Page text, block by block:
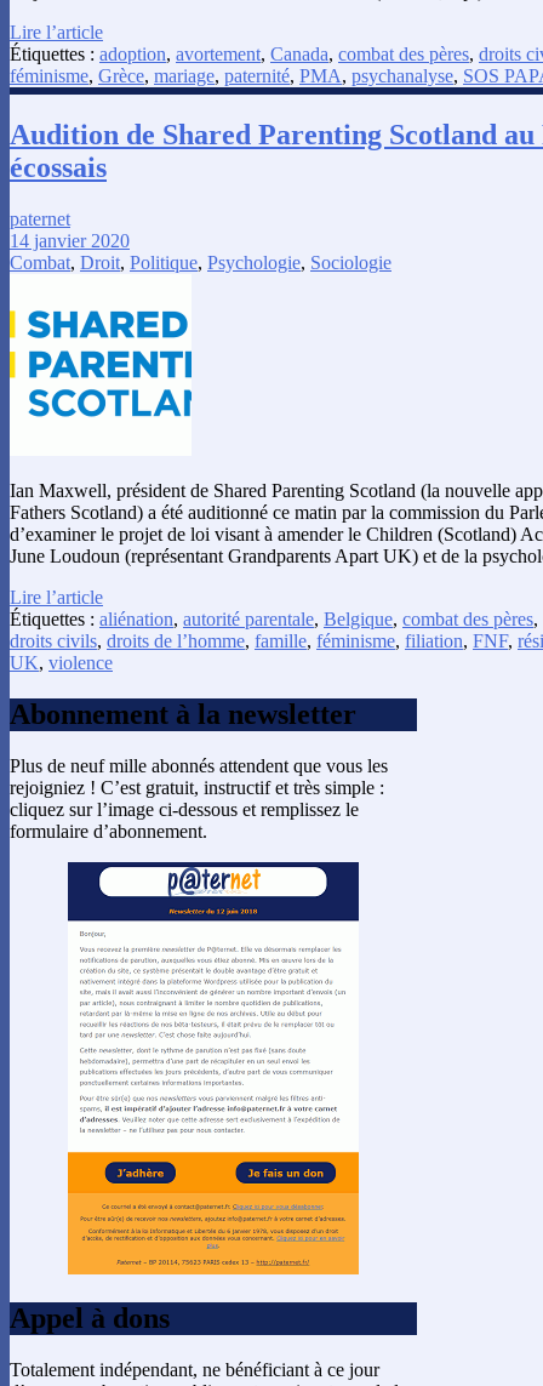
Lire l’article
Étiquettes : adoption, avortement, Canada, combat des pères, droits
féminisme, Grèce, mariage, paternité, PMA, psychanalyse, SOS
Audition de Shared Parenting Scotland
écossais
paternet
14 janvier 2020
Combat, Droit, Politique, Psychologie, Sociologie
Ian Maxwell, président de Shared Parenting Scotland (la nouvelle
Fathers Scotland) a été auditionné ce matin par la commission du
d’examiner le projet de loi visant à amender le Children (Scotland)
June Loudoun (représentant Grandparents Apart UK) et de la
Lire l’article
Étiquettes : aliénation, autorité parentale, Belgique, combat des pères,
droits civils, droits de l’homme, famille, féminisme, filiation, FNF,
UK, violence
Abonnement à la newsletter
Plus de neuf mille abonnés attendent que vous les
rejoigniez ! C’est gratuit, instructif et très simple :
cliquez sur l’image ci-dessous et remplissez le
formulaire d’abonnement.
Appel à dons
Totalement indépendant, ne bénéficiant à ce jour